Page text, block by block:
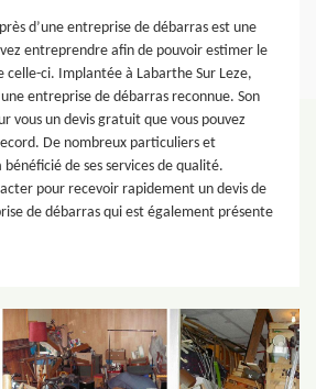
d’une entreprise de débarras est une
entreprendre afin de pouvoir estimer le
celle-ci. Implantée à Labarthe Sur Leze,
entreprise de débarras reconnue. Son
vous un devis gratuit que vous pouvez
De nombreux particuliers et
de ses services de qualité.
pour recevoir rapidement un devis de
de débarras qui est également présente